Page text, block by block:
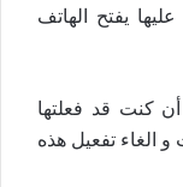
يفتح الهاتف
كنت قد فعلتها
و الغاء تفعيل هذه